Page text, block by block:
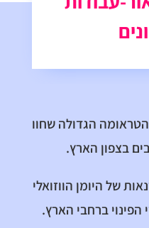
הגדולה שחוו
בצפון הארץ.
של היומן הווזואלי
ברחבי הארץ.